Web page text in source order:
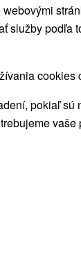
služby podľa
cookies
pokiaľ sú
vaše